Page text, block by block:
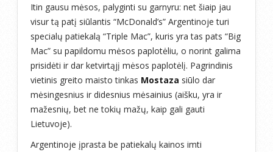
Itin gausu mėsos, palyginti su garnyru: net šiaip jau
visur tą patį siūlantis “McDonald’s” Argentinoje turi
specialų patiekalą “Triple Mac”, kuris yra tas pats “Big
Mac” su papildomu mėsos paplotėliu, o norint galima
prisidėti ir dar ketvirtąjį mėsos paplotėlį. Pagrindinis
vietinis greito maisto tinkas Mostaza siūlo dar
mėsingesnius ir didesnius mėsainius (aišku, yra ir
mažesnių, bet ne tokių mažų, kaip gali gauti
Lietuvoje).
Argentinoje įprasta be patiekalų kainos imti